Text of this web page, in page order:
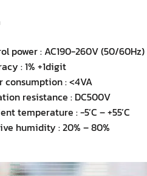
power : AC190-260V (50/60Hz)
: 1% +1digit
consumption : <4VA
resistance : DC500V
temperature : -5’C – +55’C
humidity : 20% – 80%